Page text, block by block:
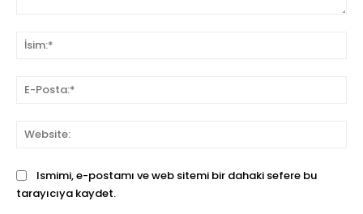
Ismimi, e-postamı ve web sitemi bir dahaki sefere bu
tarayıcıya kaydet.